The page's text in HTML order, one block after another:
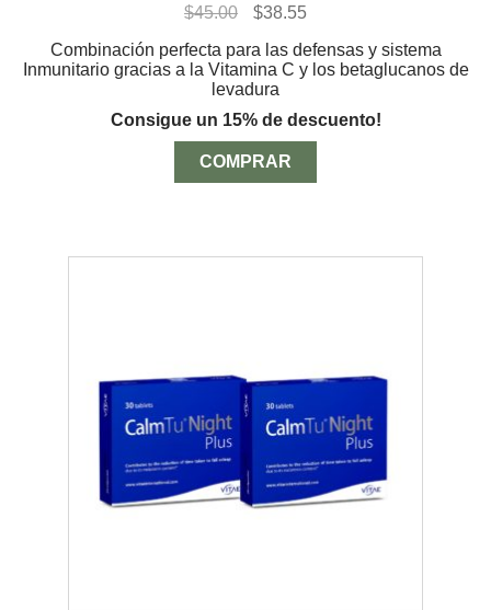
$45.00
El
original
era:
$45.00.
$38.55El
actual
es:
Combinación perfecta para las defensas y sistema
Inmunitario gracias a la Vitamina C y los betaglucanos de
levadura
Consigue un 15% de descuento!
COMPRAR